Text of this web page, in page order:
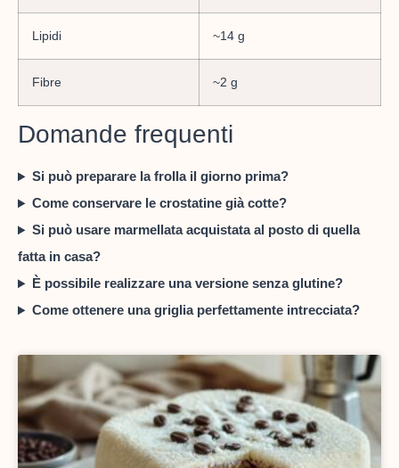
Lipidi ~14 g
Fibre ~2 g
Domande frequenti
Si può preparare la frolla il giorno prima?
Come conservare le crostatine già cotte?
Si può usare marmellata acquistata al posto di quella
fatta in casa?
È possibile realizzare una versione senza glutine?
Come ottenere una griglia perfettamente intrecciata?